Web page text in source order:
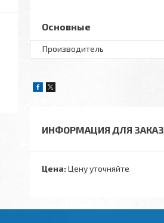
Основные
Производитель
ИНФОРМАЦИЯ ДЛЯ
Цена: Цену уточняйте